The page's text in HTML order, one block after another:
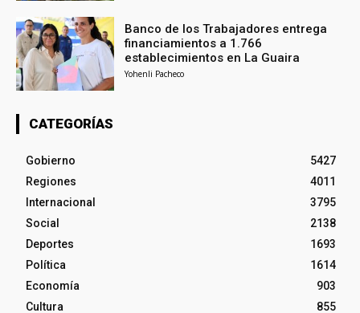
Banco de los Trabajadores entrega
financiamientos a 1.766
establecimientos en La Guaira
Yohenli Pacheco
CATEGORÍAS
Gobierno
5427
Regiones
4011
Internacional
3795
Social
2138
Deportes
1693
Política
1614
Economía
903
Cultura
855